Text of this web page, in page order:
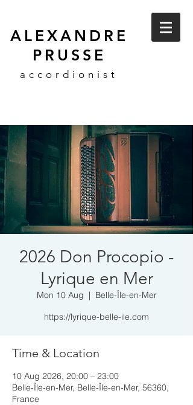
ALEXANDRE
PRUSSE
accordionist
2026 Don Procopio -
Lyrique en Mer
Mon 10 Aug
  |
Belle-Île-en-Mer
https://lyrique-belle-ile.com
Time & Location
10 Aug 2026, 20:00 – 23:00
Belle-Île-en-Mer, Belle-Île-en-Mer, 56360,
France